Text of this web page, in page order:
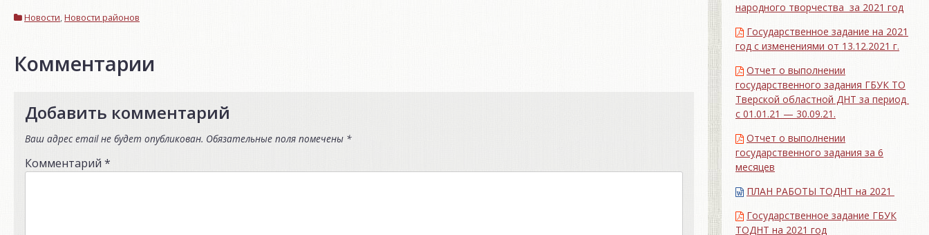
Новости,Новости районов
Комментарии
Добавить комментарий
Ваш адрес email не будет опубликован. Обязательные поля помечены *
Комментарий *
народного творчества за 2021 год
Государственное задание на 2021
год с изменениями от 13.12.2021 г.
Отчет о выполнении
государственного задания ГБУК ТО
Тверской областной ДНТ за период
с 01.01.21 — 30.09.21.
Отчет о выполнении
государственного задания за 6
месяцев
ПЛАН РАБОТЫ ТОДНТ на 2021
Государственное задание ГБУК
ТОДНТ на 2021 год